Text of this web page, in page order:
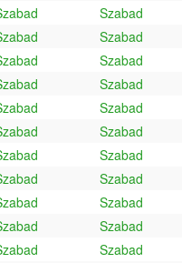
Szabad
Szabad
Szabad
Szabad
Szabad
Szabad
Szabad
Szabad
Szabad
Szabad
Szabad